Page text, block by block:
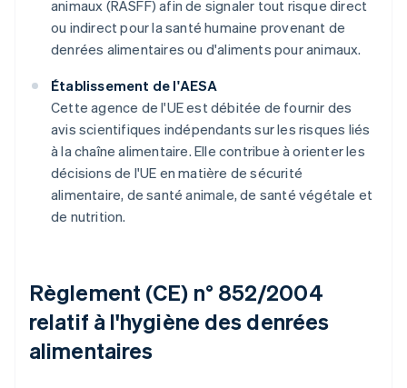
animaux (RASFF) afin de signaler tout risque direct
ou indirect pour la santé humaine provenant de
denrées alimentaires ou d'aliments pour animaux.
Établissement de l'AESA
Cette agence de l'UE est débitée de fournir des
avis scientifiques indépendants sur les risques liés
à la chaîne alimentaire. Elle contribue à orienter les
décisions de l'UE en matière de sécurité
alimentaire, de santé animale, de santé végétale et
de nutrition.
Règlement (CE) n° 852/2004
relatif à l'hygiène des denrées
alimentaires